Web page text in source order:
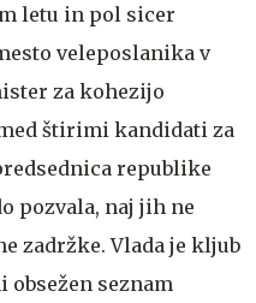
letu in pol sicer
veleposlanika v
za kohezijo
štirimi kandidati za
republike
pozvala, naj jih ne
zadržke. Vlada je kljub
obsežen seznam